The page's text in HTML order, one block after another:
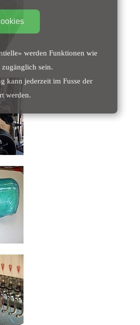
werden Funktionen wie
sein.
kann jederzeit im Fusse der
werden.